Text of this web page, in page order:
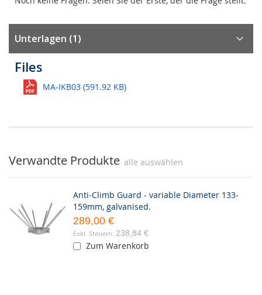
Unterlagen (1)
Files
MA-IKB03 (591.92 KB)
Verwandte Produkte alle auswählen
Anti-Climb Guard - variable Diameter 133-
159mm, galvanised.
289,00 €
238,84 €
Zum Warenkorb